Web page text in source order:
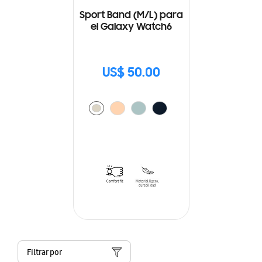
Sport Band (M/L) para
el Galaxy Watch6
US$ 50.00
Filtrar por